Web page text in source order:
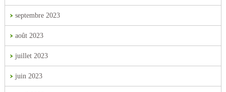
septembre 2023
août 2023
juillet 2023
juin 2023